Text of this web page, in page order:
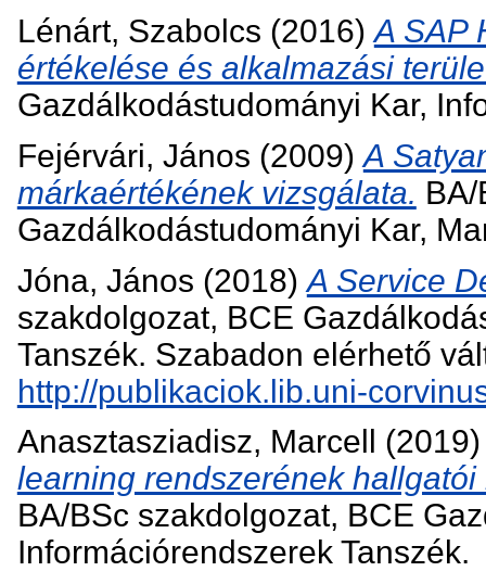
Lénárt, Szabolcs (2016)A SAP
értékelése és alkalmazási
Gazdálkodástudományi Kar,
Fejérvári, János (2009)A
márkaértékének vizsgálata.
Gazdálkodástudományi Kar,
Jóna, János (2018)A Service
szakdolgozat, BCE
Tanszék. Szabadon elérhető
http://publikaciok.lib.uni-
Anasztasziadisz, Marcell
learning rendszerének
BA/BSc szakdolgozat, BCE
Információrendszerek Tanszék.